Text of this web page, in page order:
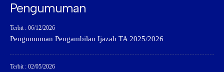
Pengumuman
Terbit : 06/12/2026
Pengumuman Pengambilan Ijazah TA 2025/2026
Terbit : 02/05/2026